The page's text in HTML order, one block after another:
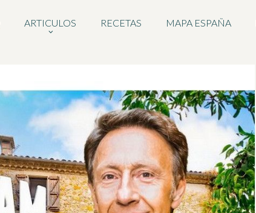
ARTICULOS RECETAS MAPA ESPAÑA